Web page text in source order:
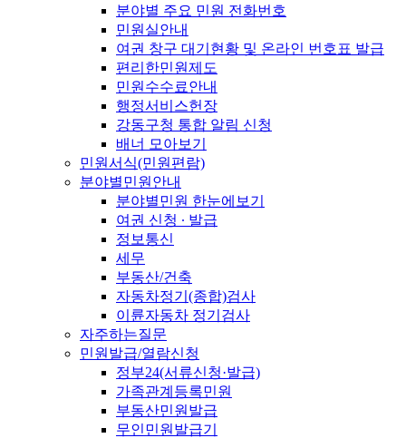
분야별 주요 민원 전화번호
민원실안내
여권 창구 대기현황 및 온라인 번호표 발급
편리한민원제도
민원수수료안내
행정서비스헌장
강동구청 통합 알림 신청
배너 모아보기
민원서식(민원편람)
분야별민원안내
분야별민원 한눈에보기
여권 신청 ∙ 발급
정보통신
세무
부동산/건축
자동차정기(종합)검사
이륜자동차 정기검사
자주하는질문
민원발급/열람신청
정부24(서류신청·발급)
가족관계등록민원
부동산민원발급
무인민원발급기